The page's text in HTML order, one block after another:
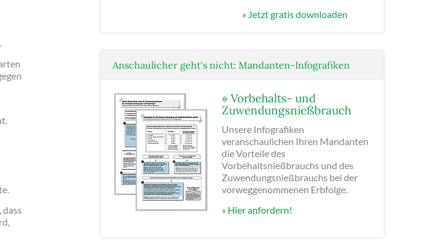
dass
» Jetzt gratis downloaden
Anschaulicher geht‘s nicht: Mandanten-Infografiken
» Vorbehalts- und
Zuwendungsnießbrauch
Unsere Infografiken
veranschaulichen Ihren Mandanten
die Vorteile des
Vorbehaltsnießbrauchs und des
Zuwendungsnießbrauchs bei der
vorweggenommenen Erbfolge.
» Hier anfordern!